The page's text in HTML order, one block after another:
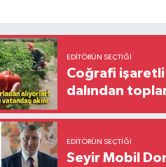
EDITÖRÜN SEÇTIĞI
Coğrafi işaretli
dalından
EDITÖRÜN SEÇTIĞI
Seyir Mobil